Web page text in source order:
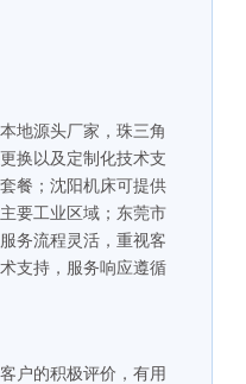
地源头厂家，珠三角
换以及定制化技术支
餐；沈阳机床可提供
要工业区域；东莞市
务流程灵活，重视客
支持，服务响应遵循
户的积极评价，有用